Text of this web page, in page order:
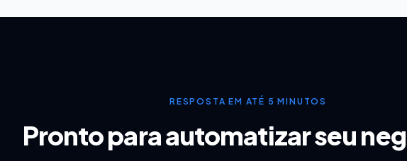
RESPOSTA EM ATÉ 5 MINUTOS
Pronto para automatizar seu